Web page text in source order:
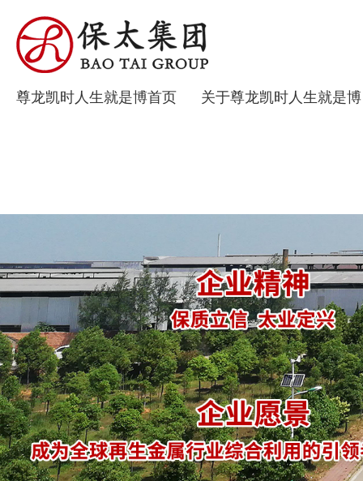
尊龙凯时人生就是博首页 关于尊龙凯时人生就是博